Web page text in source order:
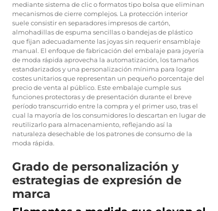
mediante sistema de clic o formatos tipo bolsa que eliminan
mecanismos de cierre complejos. La protección interior
suele consistir en separadores impresos de cartón,
almohadillas de espuma sencillas o bandejas de plástico
que fijan adecuadamente las joyas sin requerir ensamblaje
manual. El enfoque de fabricación del embalaje para joyería
de moda rápida aprovecha la automatización, los tamaños
estandarizados y una personalización mínima para lograr
costes unitarios que representan un pequeño porcentaje del
precio de venta al público. Este embalaje cumple sus
funciones protectoras y de presentación durante el breve
período transcurrido entre la compra y el primer uso, tras el
cual la mayoría de los consumidores lo descartan en lugar de
reutilizarlo para almacenamiento, reflejando así la
naturaleza desechable de los patrones de consumo de la
moda rápida.
Grado de personalización y
estrategias de expresión de
marca